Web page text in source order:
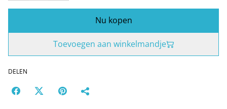
Nu kopen
Toevoegen aan winkelmandje
DELEN